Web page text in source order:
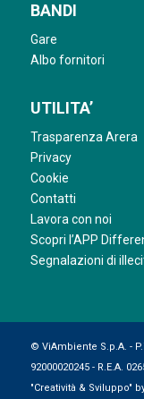
BANDI
Gare
Albo fornitori
UTILITA’
Trasparenza Arera
Privacy
Cookie
Contatti
Lavora con noi
Scopri l’APP
Segnalazioni di
© ViAmbiente S.p.A. -
92000020245 - R.E.A.
"Creatività & Sviluppo"